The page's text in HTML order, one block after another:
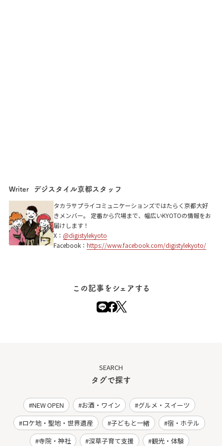
Writer デジスタイル京都スタッフ
タカラサプライコミュニケーションズではたらく京都大好
きメンバー。 定番から穴場まで、幅広いKYOTOの情報をお
届けします！
X： @digistylekyoto
Facebook： https://www.facebook.com/digistylekyoto/
この記事をシェアする
SEARCH
タグで探す
NEW OPEN お酒・ワイン
グルメ・スイーツ
ロケ地・聖地・世界遺産
子どもと一緒
宿・ホテル
寺院・神社
深草子育て支援
観光・体験